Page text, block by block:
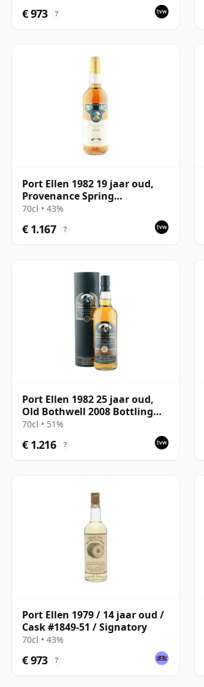
€ 973 ?
Port Ellen 1982 19 jaar oud,
Provenance Spring
Distillation
70cl • 43%
€ 1.167 ?
Port Ellen 1982 25 jaar oud,
Old Bothwell 2008 Bottling
with Tube - Cask #2555
70cl • 51%
€ 1.216 ?
Port Ellen 1979 / 14 jaar oud /
Cask #1849-51 / Signatory
70cl • 43%
€ 973 ?